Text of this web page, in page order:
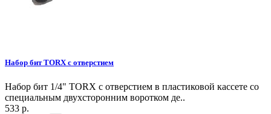
Набор бит TORX с отверстием
Набор бит 1/4" TORX с отверстием в пластиковой кассете со
специальным двухсторонним воротком де..
533 р.